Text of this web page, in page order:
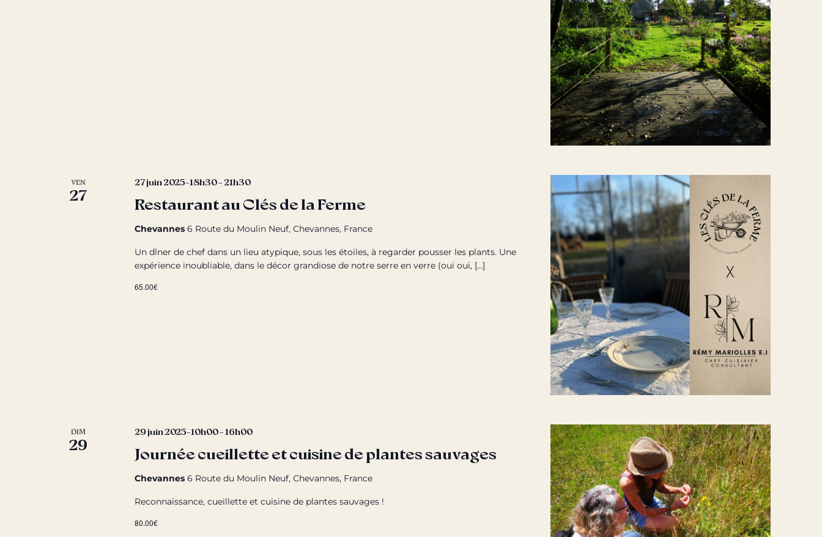
VEN
27 Restaurant au Clés de la Ferme
27 juin 2025-18h30- 21h30
Chevannes 6 Route du Moulin Neuf, Chevannes, France
Un dîner de chef dans un lieu atypique, sous les étoiles, à regarder pousser les plants. Une
expérience inoubliable, dans le décor grandiose de notre serre en verre (oui oui, […]
65.00€
DIM
29 Journée cueillette et cuisine de plantes sauvages
29 juin 2025-10h00-16h00
Chevannes 6 Route du Moulin Neuf, Chevannes, France
Reconnaissance, cueillette et cuisine de plantes sauvages !
80.00€